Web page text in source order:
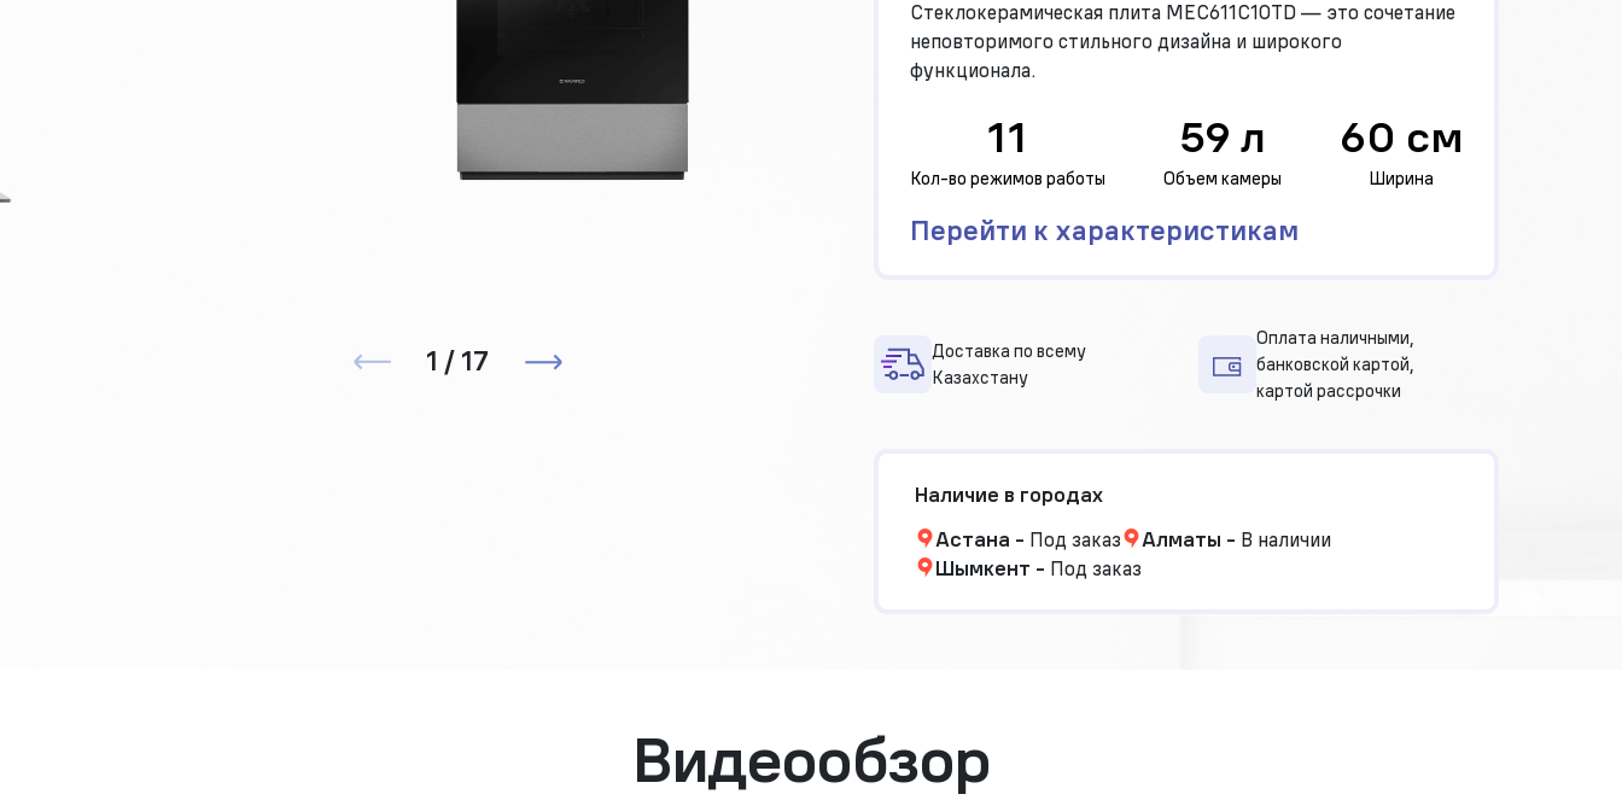
1 / 17
Стеклокерамическая плита MEC611C10TD — это сочетание
неповторимого стильного дизайна и широкого
функционала.
11
Кол-во режимов работы
59 л
Объем камеры
60 см
Ширина
Перейти к характеристикам
Доставка по всему
Казахстану
Оплата наличными,
банковской картой,
картой рассрочки
Наличие в городах
Астана - Под заказ Алматы - В наличии
Шымкент - Под заказ
Видеообзор